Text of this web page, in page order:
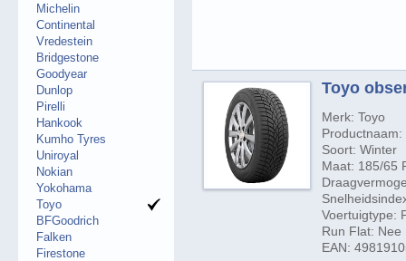
Toyo
Merk: Toyo
Soort: Winter
Maat: 185/65
Voertuigtype:
Run Flat: Nee
EAN:
Michelin
Continental
Vredestein
Bridgestone
Goodyear
Dunlop
Pirelli
Hankook
Kumho Tyres
Uniroyal
Nokian
Yokohama
Toyo
BFGoodrich
Falken
Firestone